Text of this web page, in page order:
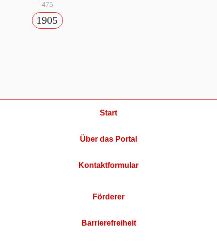
475
1905
Start
Über das Portal
Kontaktformular
Förderer
Barrierefreiheit